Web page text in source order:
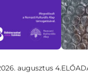
augusztus 4.